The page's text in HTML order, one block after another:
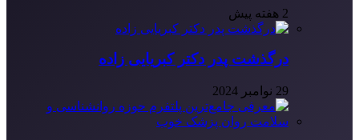
2 هفته پیش
درگذشت پدر دکتر کبریایی زاده
29 نوامبر 2024